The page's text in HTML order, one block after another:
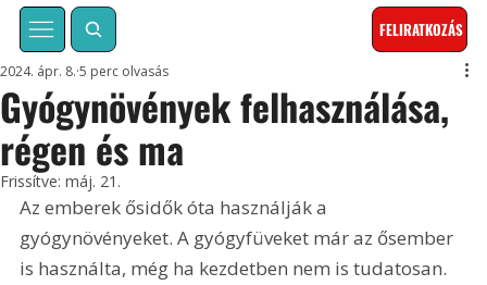
FELIRATKOZÁS
Gyógynövények felhasználása,
régen és ma
2024. ápr. 8. 5 perc olvasás
Frissítve:máj. 21.
Az emberek ősidők óta használják a
gyógynövényeket. A gyógyfüveket már az ősember
is használta, még ha kezdetben nem is tudatosan.